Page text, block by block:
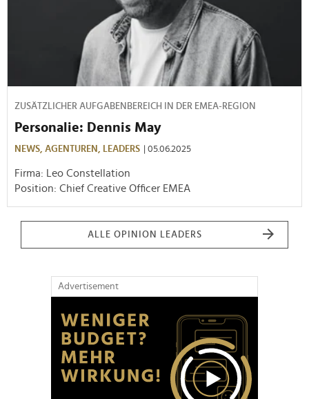
ZUSÄTZLICHER AUFGABENBEREICH IN DER EMEA-REGION
Personalie: Dennis May
NEWS, AGENTUREN, LEADERS | 05.06.2025
Firma: Leo Constellation
Position: Chief Creative Officer EMEA
ALLE OPINION LEADERS
Advertisement